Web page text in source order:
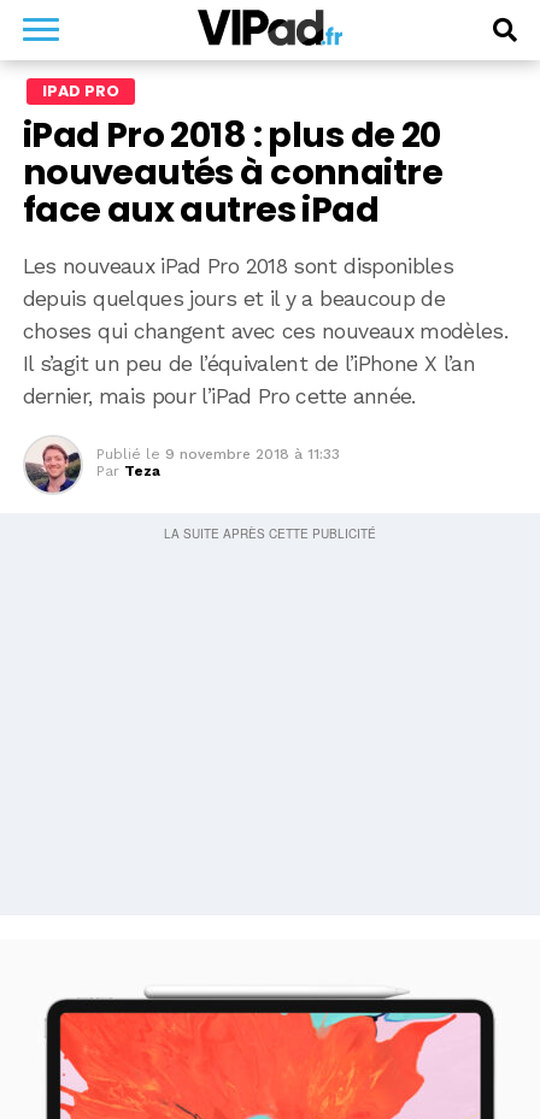
IPAD PRO
iPad Pro 2018 : plus de 20
nouveautés à connaitre
face aux autres iPad
Les nouveaux iPad Pro 2018 sont disponibles
depuis quelques jours et il y a beaucoup de
choses qui changent avec ces nouveaux modèles.
Il s’agit un peu de l’équivalent de l’iPhone X l’an
dernier, mais pour l’iPad Pro cette année.
Publié le 9 novembre 2018 à 11:33
Par Teza